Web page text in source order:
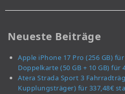
Neueste Beiträge
Apple iPhone 17 Pro (256 GB)
Doppelkarte (50 GB + 10 GB) für
Atera Strada Sport 3
Kupplungsträger) für 337,48€